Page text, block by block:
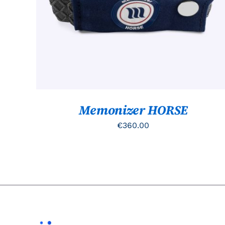
Memonizer HORSE
€360.00